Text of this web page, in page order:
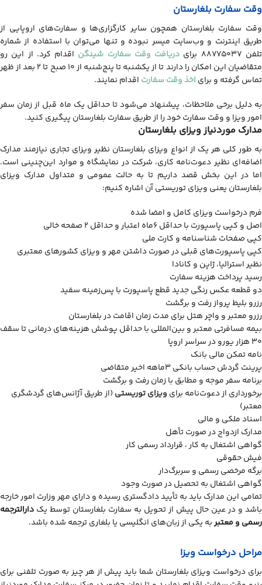
وقت سفارت بلغارستان
وقت سفارت بلغارستان همچون سایر کارگزاری‌ها و سفارت‌های اروپایی از
طریق اینترنت و وب‌سایت میسر نبوده و تنها می‌توان با استفاده از شماره
تلفن ۸۸۷۷۵۰۳۷ برای
دریافت وقت سفارت شینگن اقدام کرد. از این رو
متقاضیان این امکان را دارند تا از یکشنبه تا پنج‌شنبه از ۱۰ صبح تا ۲ بعد از ظهر
تماس گرفته و برای اخذ وقت سفارت اقدام نمایند.
به دلیل برخی ملاحظات، پیشنهاد می‌شود تا حداقل یک ماه قبل از زمان سفر
امور ویزا و وقت سفارت خود را از طریق سفارت بلغارستان پیگیری کنید.
مدارک موردنیاز ویزای بلغارستان
به طور کلی هر یک از انواع ویزای بلغارستان نظیر ویزای تجاری نیازمند مدارک
اضافه‌ای نظیر دعوت‌نامه کاری، شرکت در نمایشگاه و موارد این‌چنینی است.
اما در این بخش قصد داریم تا به حالت عمومی و متداول مدارک ویزای
بلغارستان یعنی ویزای توریستی آن اشاره کنیم:
فرم درخواست ویزای کامل و امضا شده
اصل و کپی پاسپورت با حداقل ۶ماه اعتبار و حداقل ۲ صفحه خالی
کپی صفحات شناسنامه و کارت ملی
کپی پاسپورت‌های قبلی در صورت داشتن مهر و ویزای کشورهای معتبری
نظیر استرالیا، ژاپن و کانادا
رسید پرداخت هزینه سفارت
دو قطعه عکس رنگی جدید قطع پاسپورت با پس‌زمینه سفید
رزرو بلیط پرواز رفت و برگشت
رزرو معتبر و واچر هتل برای مدت زمان اقامت در بلغارستان
بیمه مسافرتی معتبر و بین‌المللی با حداقل پوشش هزینه‌های درمانی تا سقف
۳۰ هزار یورو در سراسر اروپا
نامه تمکن مالی بانک
پرینت گردش حساب بانکی ۳ماهه اخیر متقاضی
برنامه سفر موجه و مطابق با زمان رفت و برگشت
برخورداری از دعوت‌نامه برای ویزای توریستی (از طریق آژانس‌های گردشگری
معتبر)
اسناد ملکی و مالی
مدارک ازدواج در صورت تأهل
گواهی اشتغال به کار ، قرارداد رسمی کار
فیش حقوقی
برگه مرخصی رسمی و سربرگ‌دار
گواهی اشتغال به تحصیل در صورت وجود
تمامی این مدارک باید به تأیید دادگستری رسیده و دارای مهر وزارت امور خارجه
باشد و در عین حال پیش از تحویل به سفارت بلغارستان توسط یک دارالترجمه
رسمی و معتبربه یکی از زبان‌های انگلیسی یا بلغاری ترجمه شده باشد.
مراحل درخواست ویزا
برای درخواست ویزای بلغارستان شما باید پیش از هر چیز به صورت تلفنی برای